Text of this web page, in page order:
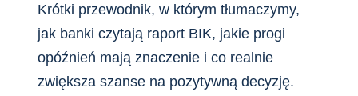
Krótki przewodnik, w którym tłumaczymy,
jak banki czytają raport BIK, jakie progi
opóźnień mają znaczenie i co realnie
zwiększa szanse na pozytywną decyzję.